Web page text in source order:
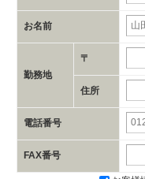
お名前
勤務地
〒
住所
電話番号
FAX番号